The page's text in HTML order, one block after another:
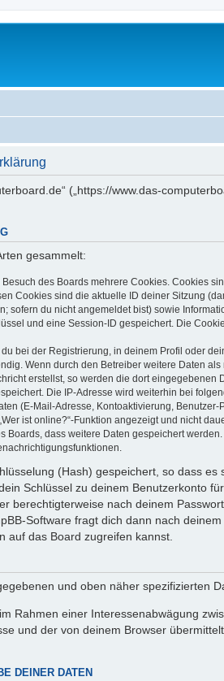
(„https://www.das-
gesammelt:
des Boards mehrere Cookies. Cookies
Cookies sind die aktuelle ID deiner Sitzung
sofern du nicht angemeldet bist) sowie
und eine Session-ID gespeichert. Die
bei der Registrierung, in deinem Profil oder
Wenn durch den Betreiber weitere Daten
erstellst, so werden die dort
Die IP-Adresse wird weiterhin bei
(E-Mail-Adresse, Kontoaktivierung,
ist online?“-Funktion angezeigt und nicht
Boards, dass weitere Daten gespeichert
(Hash) gespeichert, so dass
Schlüssel zu deinem Benutzerkonto
berechtigterweise nach deinem
Software fragt dich dann nach
auf das Board zugreifen kannst.
und oben näher spezifizierten
Rahmen einer Interessenabwägung
und der von deinem Browser
DEINER DATEN